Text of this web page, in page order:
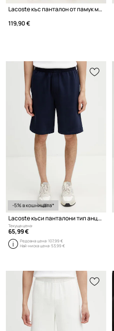
Lacoste къс панталон от памук мъжки
119,90 €
-5% в кошницата*
Lacoste къси панталони тип анцуг от памук мъжки
Текуща цена:
65,99 €
Редовна цена:107,99 €
Най-ниска цена:53,99 €